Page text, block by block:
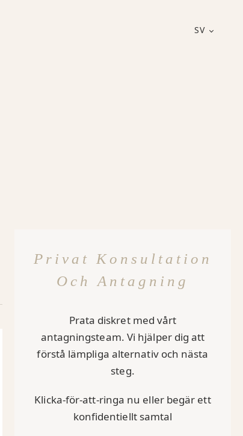
SV
Privat Konsultation
Och Antagning
Prata diskret med vårt
antagningsteam. Vi hjälper dig att
förstå lämpliga alternativ och nästa
steg.
Klicka-för-att-ringa nu eller begär ett
konfidentiellt samtal